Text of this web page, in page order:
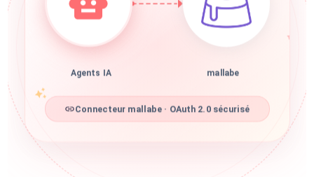
Agents IA mallabe
Connecteur mallabe · OAuth 2.0 sécurisé